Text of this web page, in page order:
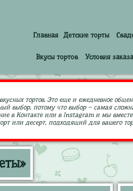
Главная Детские торты
Вкусы тортов Условия заказа
тортов. Это еще и ежедневное
выбор, потому что выбор – самая
в Контакте или в Instagram и мы
или десерт, подходящий для вашего